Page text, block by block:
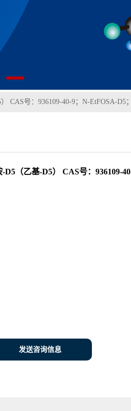
CAS号：936109-40-9；N-EtFOSA-D5
（乙基-D5） CAS号：936109-
发送咨询信息